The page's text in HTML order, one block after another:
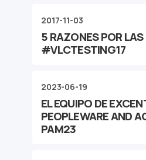
2017-11-03
5 RAZONES POR
#VLCTESTING17
2023-06-19
EL EQUIPO DE
PEOPLEWARE AND
PAM23